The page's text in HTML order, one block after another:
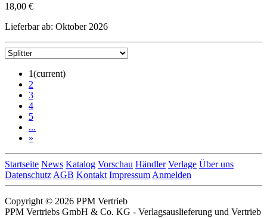
18,00 €
Lieferbar ab: Oktober 2026
1(current)
2
3
4
5
...
»
Startseite News Katalog Vorschau Händler Verlage Über uns
Datenschutz AGB Kontakt Impressum Anmelden
Copyright © 2026 PPM Vertrieb
PPM Vertriebs GmbH & Co. KG - Verlagsauslieferung und Vertrieb